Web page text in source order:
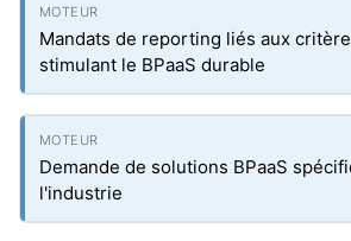
Mandats de reporting liés aux
stimulant le BPaaS durable
Demande de solutions BPaaS
l'industrie